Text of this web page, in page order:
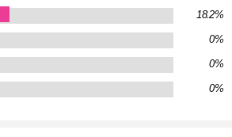
에게 주어진 환경을 어떻게 대하고 대처하
라 자기 삶과 환경을 바꿀 수 있다는 사실이
탄하고 순조롭게 살 수만은 없다. 누구나 수
치게 마련이고, 때로는 예상치 못한 큰 사고
18.2%
0%
0%
0%